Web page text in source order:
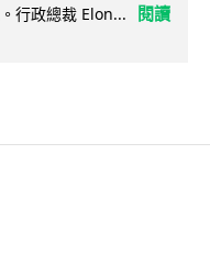
行政總裁 Elon...
閱讀